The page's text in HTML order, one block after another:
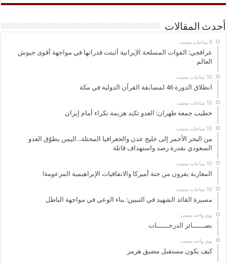
أحدث المقالات
عراقجي: القوات المسلحة الإيرانية أثبتت قدراتها في مواجهة أقوى جيوش
العالم
انطلاق الدورة 46 لمسابقة القرآن الدولية في مكة
خطيب جمعة طهران: العدو تكبد هزيمة نكراء أمام إيران
من البحر الأحمر إلى خليج عدن والجغرافيا المحتلة.. اليمن يطوّق العدو
السعودي بقدرة رصد واستهداف قاتلة
المغاربة يفرون من جنة أميركا والاتفاقيات الإبراهيمية المزعومة!
مسيرة القائد الشهيد في التبيين: بناء الوعي في مواجهة الباطل
‏يوم واحد مضت
بصــــــائر الدرجــــــات
‏يوم واحد مضت
كيف يكون مستقبل مضيق هرمز